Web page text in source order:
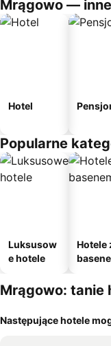
Mrągowo —
Hotel
Popularne
Luksusow
e hotele
Hotele
Mrągowo: tanie
Następujące hotele